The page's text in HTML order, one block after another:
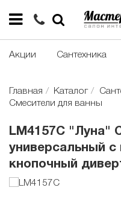
Акции Сантехника
Главная Каталог
Смесители для ванны
LM4157C "Луна"
универсальный с
кнопочный